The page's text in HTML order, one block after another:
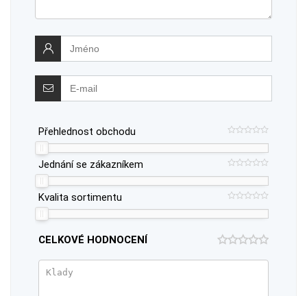
Přehlednost obchodu
Jednání se zákazníkem
Kvalita sortimentu
CELKOVÉ HODNOCENÍ